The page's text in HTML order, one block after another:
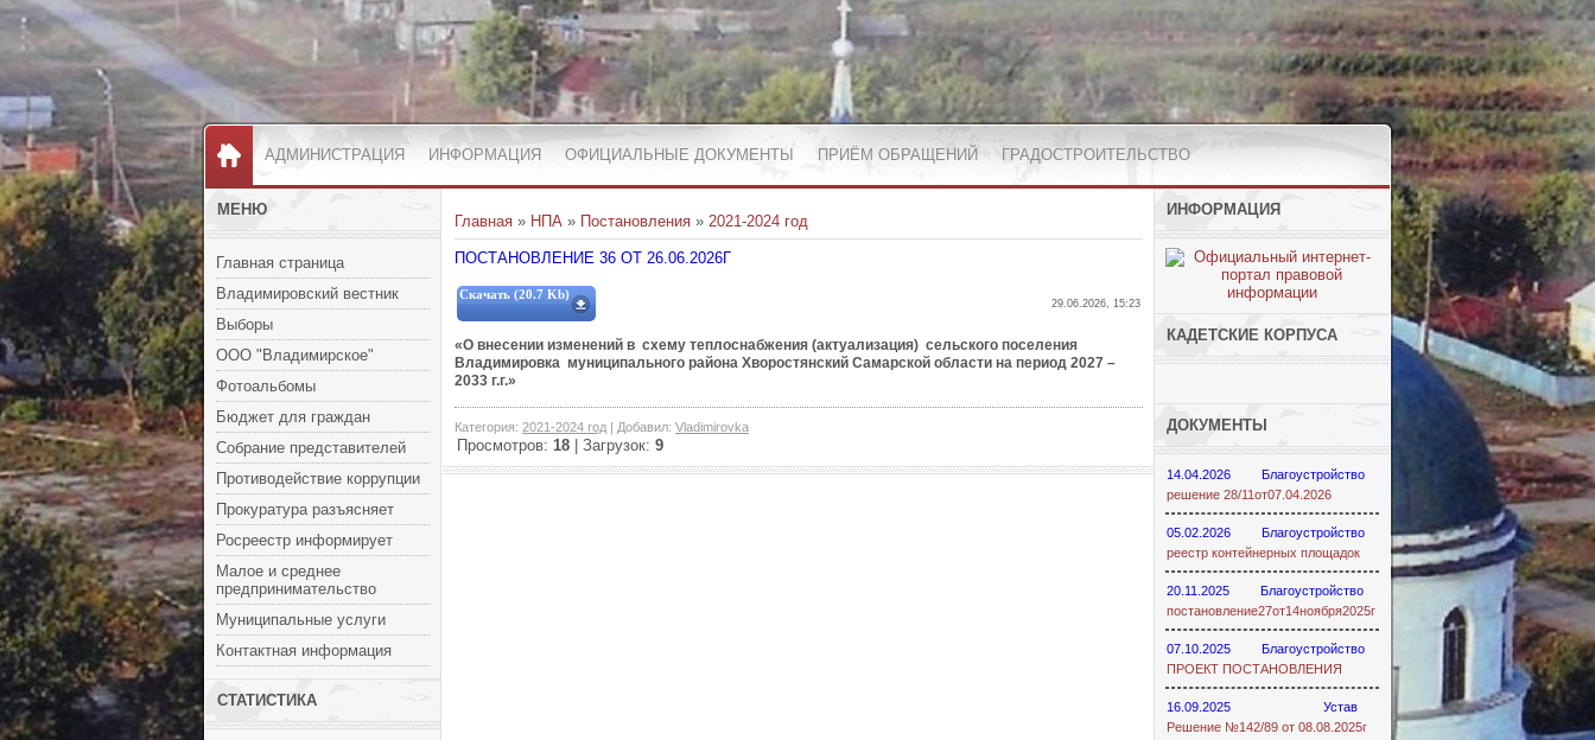
АДМИНИСТРАЦИЯ ИНФОРМАЦИЯ ОФИЦИАЛЬНЫЕ ДОКУМЕНТЫ ПРИЁМ ОБРАЩЕНИЙ ГРАДОСТРОИТЕЛЬСТВО
МЕНЮ
Главная страница
Владимировский вестник
Выборы
ООО "Владимирское"
Фотоальбомы
Бюджет для граждан
Собрание представителей
Противодействие коррупции
Прокуратура разъясняет
Росреестр информирует
Малое и среднее
предпринимательство
Муниципальные услуги
Контактная информация
СТАТИСТИКА
Главная » НПА » Постановления » 2021-2024 год
ПОСТАНОВЛЕНИЕ 36 ОТ 26.06.2026Г
Скачать (20.7 Kb)
29.06.2026, 15:23
«О внесении изменений в схему теплоснабжения (актуализация) сельского поселения
Владимировка муниципального района Хворостянский Самарской области на период 2027 –
2033 г.г.»
Категория: 2021-2024 год | Добавил: Vladimirovka
Просмотров: 18 Загрузок: 9
ИНФОРМАЦИЯ
КАДЕТСКИЕ КОРПУСА
ДОКУМЕНТЫ
14.04.2026
Благоустройство
решение 28/11от07.04.2026
05.02.2026
Благоустройство
реестр контейнерных площадок
20.11.2025
Благоустройство
постановление27от14ноября2025г
07.10.2025
Благоустройство
ПРОЕКТ ПОСТАНОВЛЕНИЯ
16.09.2025
Устав
Решение №142/89 от 08.08.2025г